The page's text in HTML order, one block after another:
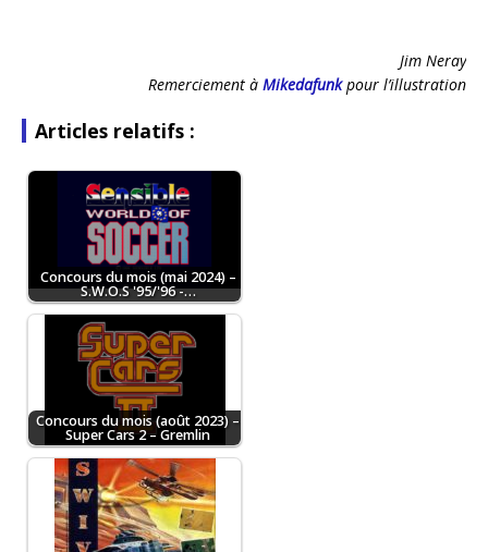
Jim Neray
Remerciement à Mikedafunkpour l’illustration
Articles relatifs :
Concours du mois (mai 2024) –
S.W.O.S '95/'96 -…
Concours du mois (août 2023) –
Super Cars 2 – Gremlin